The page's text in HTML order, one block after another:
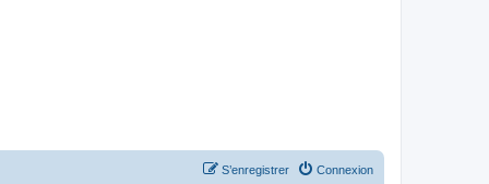
Connexion
S’enregistrer